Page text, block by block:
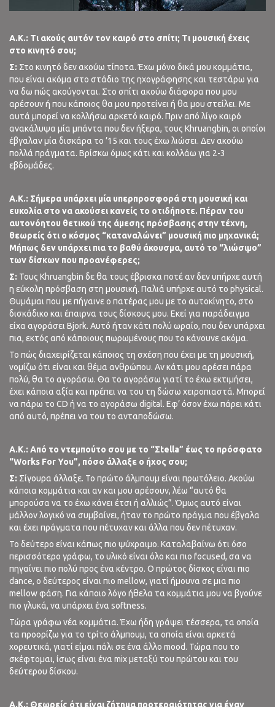
A.K.: Τι ακούς αυτόν τον καιρό στο σπίτι; Τι μουσική έχεις
στο κινητό σου;
Σ: Στο κινητό δεν ακούω τίποτα. Έχω μόνο δικά μου κομμάτια,
που είναι ακόμα στο στάδιο της ηχογράφησης και τεστάρω για
να δω πώς ακούγονται. Στο σπίτι ακούω διάφορα που μου
αρέσουν ή που κάποιος θα μου προτείνει ή θα μου στείλει. Με
αυτά μπορεί να κολλήσω αρκετό καιρό. Πριν από λίγο καιρό
ανακάλυψα μία μπάντα που δεν ήξερα, τους Khruangbin, οι οποίοι
έβγαλαν μία δισκάρα το ’15 και τους έχω λιώσει. Δεν ακούω
πολλά πράγματα. Βρίσκω όμως κάτι και κολλάω για 2-3
εβδομάδες.
A.K.: Σήμερα υπάρχει μία υπερπροσφορά στη μουσική και
ευκολία στο να ακούσει κανείς το οτιδήποτε. Πέραν του
αυτονόητου θετικού της άμεσης πρόσβασης στην τέχνη,
θεωρείς ότι ο κόσμος “καταναλώνει” μουσική πιο μηχανικά;
Μήπως δεν υπάρχει πια το βαθύ άκουσμα, αυτό το “λιώσιμο”
των δίσκων που προανέφερες;
Σ: Τους Khruangbin δε θα τους έβρισκα ποτέ αν δεν υπήρχε αυτή
η εύκολη πρόσβαση στη μουσική. Παλιά υπήρχε αυτό το physical.
Θυμάμαι που με πήγαινε ο πατέρας μου με το αυτοκίνητο, στο
δισκάδικο και έπαιρνα τους δίσκους μου. Εκεί για παράδειγμα
είχα αγοράσει Bjork. Αυτό ήταν κάτι πολύ ωραίο, που δεν υπάρχει
πια, εκτός από κάποιους πωρωμένους που το κάνουνε ακόμα.
Το πώς διαχειρίζεται κάποιος τη σχέση που έχει με τη μουσική,
νομίζω ότι είναι και θέμα ανθρώπου. Αν κάτι μου αρέσει πάρα
πολύ, θα το αγοράσω. Θα το αγοράσω γιατί το έχω εκτιμήσει,
έχει κάποια αξία και πρέπει να του τη δώσω χειροπιαστά. Μπορεί
να πάρω το CD ή να το αγοράσω digital. Εφ’ όσον έχω πάρει κάτι
από αυτό, πρέπει να του το ανταποδώσω.
A.K.: Από το ντεμπούτο σου με το “Σtella” έως το πρόσφατο
“Works ForYou”, πόσο άλλαξε ο ήχος σου;
Σ: Σίγουρα άλλαξε. Το πρώτο άλμπουμ είναι πρωτόλειο. Ακούω
κάποια κομμάτια και αν και μου αρέσουν, λέω “αυτό θα
μπορούσα να το έχω κάνει έτσι ή αλλιώς”. Όμως αυτό είναι
μάλλον λογικό να συμβαίνει, ήταν το πρώτο πράγμα που έβγαλα
και έχει πράγματα που πέτυχαν και άλλα που δεν πέτυχαν.
Το δεύτερο είναι κάπως πιο ψύχραιμο. Καταλαβαίνω ότι όσο
περισσότερο γράφω, το υλικό είναι όλο και πιο focused, σα να
πηγαίνει πιο πολύ προς ένα κέντρο. Ο πρώτος δίσκος είναι πιο
dance, ο δεύτερος είναι πιο mellow, γιατί ήμουνα σε μια πιο
mellow φάση. Για κάποιο λόγο ήθελα τα κομμάτια μου να βγούνε
πιο γλυκά, να υπάρχει ένα softness.
Τώρα γράφω νέα κομμάτια. Έχω ήδη γράψει τέσσερα, τα οποία
τα προορίζω για το τρίτο άλμπουμ, τα οποία είναι αρκετά
χορευτικά, γιατί είμαι πάλι σε ένα άλλο mood. Τώρα που το
σκέφτομαι, ίσως είναι ένα mix μεταξύ του πρώτου και του
δεύτερου δίσκου.
A.K.: Θεωρείς ότι είναι ζήτημα προτεραιότητας για έναν